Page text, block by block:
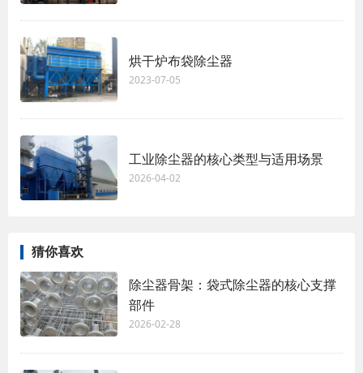
烘干炉布袋除尘器
2023-07-05
工业除尘器的核心类型与适用场景
2026-04-02
猜你喜欢
除尘器骨架：袋式除尘器的核心支撑
部件
2026-02-28